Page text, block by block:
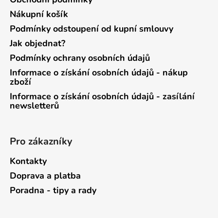
Nákupní košík
Podmínky odstoupení od kupní smlouvy
Jak objednat?
Podmínky ochrany osobních údajů
Informace o získání osobních údajů - nákup
zboží
Informace o získání osobních údajů - zasílání
newsletterů
Pro zákazníky
Kontakty
Doprava a platba
Poradna - tipy a rady